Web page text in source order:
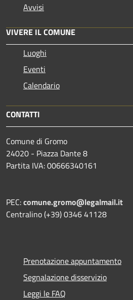
Avvisi
VIVERE IL COMUNE
Luoghi
Eventi
Calendario
CONTATTI
Comune di Gromo
24020 - Piazza Dante 8
Partita IVA: 00666340161
PEC:comune.gromo@legalmail.it
Centralino (+39) 0346 41128
Prenotazione appuntamento
Segnalazione disservizio
Leggi le FAQ